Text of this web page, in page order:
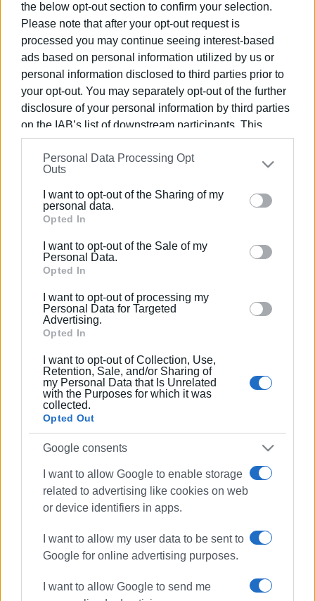
the below opt-out section to confirm your selection.
Please note that after your opt-out request is
processed you may continue seeing interest-based
ads based on personal information utilized by us or
personal information disclosed to third parties prior to
your opt-out. You may separately opt-out of the further
disclosure of your personal information by third parties
on the IAB’s list of downstream participants. This
information may also be disclosed by us to third parties
on theIAB’s List of Downstream Participants
that may
further disclose it to other third parties.
Please note that this website/app uses one or more
Google services and may gather and store information
behaviour. You may click to grant or deny consent to
Google and its third-party tags to use your data for
section.
Personal Data Processing Opt
Outs
I want to opt-out of the Sharing of my
personal data.
Opted In
I want to opt-out of the Sale of my
Personal Data.
Opted In
I want to opt-out of processing my
Personal Data for Targeted
Advertising.
Opted In
I want to opt-out of Collection, Use,
Retention, Sale, and/or Sharing of
my Personal Data that Is Unrelated
with the Purposes for which it was
collected.
Opted Out
Google consents
I want to allow Google to enable storage
related to advertising like cookies on web
or device identifiers in apps.
I want to allow my user data to be sent to
Google for online advertising purposes.
I want to allow Google to send me
05 ΔΕΚΕΜΒΡΊΟΥ 2024 /12:40
Ερώτηση Νέας Αριστεράς για την
ακτοπλοϊκή σύνδεση των Παξών
Επιστολή Περιφερειάρχη και
Δημάρχων στον Πρωθυπουργό για
παράταση της κτηματογράφησης
09 NOV 2024/15:11
Ακόμη δύο φωτιές σε Πετριτή και
30 ΟΚΤΩΒΡΊΟΥ 2024
Ακόμη πέφτει ξύλο στους Παξούς,
04 ΟΚΤΩΒΡΊΟΥ 2024
Παξοί: Διακομιδή 73χρονης στην
Ηγουμενίτσα
18 ΣΕΠΤΕΜΒΡΊΟΥ 2024
09 ΣΕΠΤΕΜΒΡΊΟΥ 2024
Δύο διακομιδές από τους Παξούς
στην Κέρκυρα
31 ΑΥΓΟΎΣΤΟΥ 2024